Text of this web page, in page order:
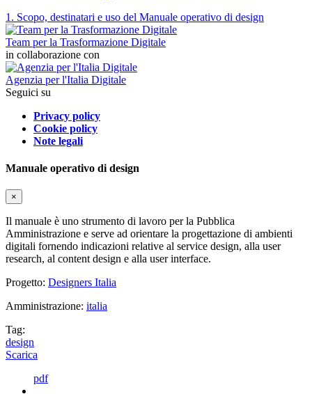
1. Scopo, destinatari e uso del Manuale operativo di design
Team per la Trasformazione Digitale
in collaborazione con
Agenzia per l'Italia Digitale
Seguici su
Privacy policy
Cookie policy
Note legali
Manuale operativo di design
×
Il manuale è uno strumento di lavoro per la Pubblica
Amministrazione e serve ad orientare la progettazione di ambienti
digitali fornendo indicazioni relative al service design, alla user
research, al content design e alla user interface.
Progetto: Designers Italia
Amministrazione: italia
Tag:
design
Scarica
pdf